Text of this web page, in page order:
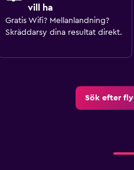
vill ha
Gratis Wifi? Mellanlandning?
Skräddarsy dina resultat direkt.
Sök efter